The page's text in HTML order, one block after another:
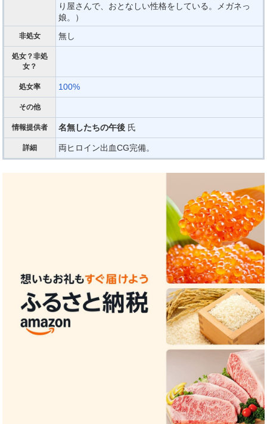
り屋さんで、おとなしい性格をしている。メガネっ
娘。）
非処女 無し
処女？非処
女？
処女率 100%
その他
情報提供者 名無したちの午後 氏
詳細 両ヒロイン出血CG完備。